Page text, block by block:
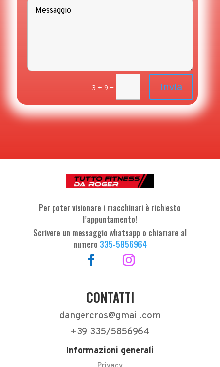
3 + 9 = Invia
Per poter visionare i macchinari è richiesto
l’appuntamento!
Scrivere un messaggio whatsapp o chiamare al
numero 335-5856964
CONTATTI
dangercros@gmail.com
+39 335/5856964
Informazioni generali